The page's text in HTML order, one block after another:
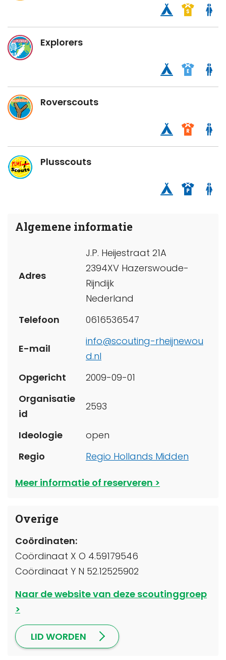
Explorers
Roverscouts
Plusscouts
Algemene informatie
Adres
J.P. Heijestraat 21A
2394XV Hazerswoude-
Rijndijk
Nederland
Telefoon
0616536547
E-mail
info@scouting-rheijnewou
d.nl
Opgericht
2009-09-01
Organisatie
id
2593
Ideologie
open
Regio
Regio Hollands Midden
Meer informatie of reserveren
Overige
Coördinaten:
Coördinaat X O 4.59179546
Coördinaat Y N 52.12525902
Naar de website van deze scoutinggroep
LID WORDEN